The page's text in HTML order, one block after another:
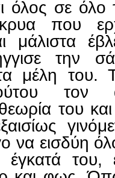
όλος σε
που
μάλιστα
την
μέλη του.
τον
του και
να εισδύη
έγκατά